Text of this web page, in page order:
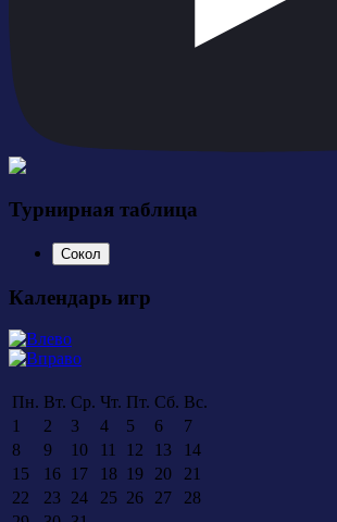
Турнирная таблица
Сокол
Календарь игр
Пн. Вт. Ср. Чт. Пт. Сб. Вс.
1
2 3 4 5 6
7
8
9 10 11 12 13
14
15
16 17 18 19 20
21
22
23 24 25 26 27
28